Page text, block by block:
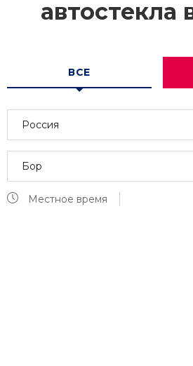
автостекла
ВСЕ
Россия
Бор
Местное время